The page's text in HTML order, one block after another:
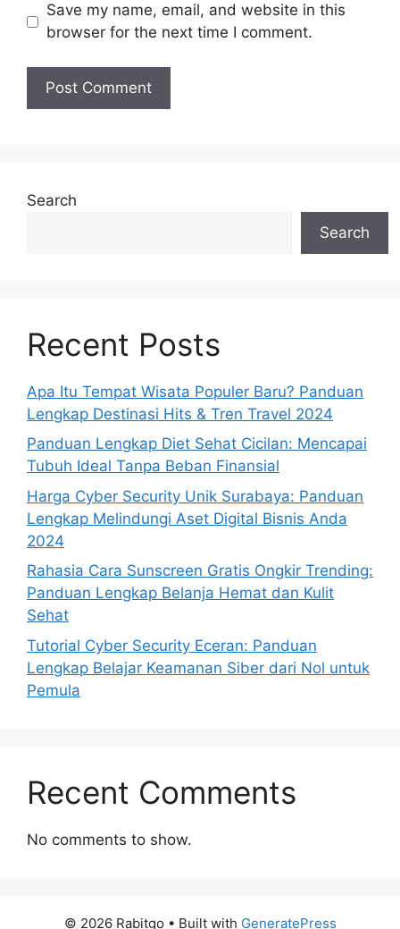
Save my name, email, and website in this
browser for the next time I comment.
Search
Search
Recent Posts
Apa Itu Tempat Wisata Populer Baru? Panduan
Lengkap Destinasi Hits & Tren Travel 2024
Panduan Lengkap Diet Sehat Cicilan: Mencapai
Tubuh Ideal Tanpa Beban Finansial
Harga Cyber Security Unik Surabaya: Panduan
Lengkap Melindungi Aset Digital Bisnis Anda
2024
Rahasia Cara Sunscreen Gratis Ongkir Trending:
Panduan Lengkap Belanja Hemat dan Kulit
Sehat
Tutorial Cyber Security Eceran: Panduan
Lengkap Belajar Keamanan Siber dari Nol untuk
Pemula
Recent Comments
No comments to show.
© 2026 Rabitgo • Built with GeneratePress